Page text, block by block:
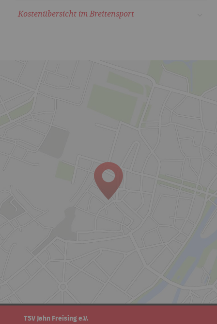
Kostenübersicht im Breitensport
TSV Jahn Freising e.V.